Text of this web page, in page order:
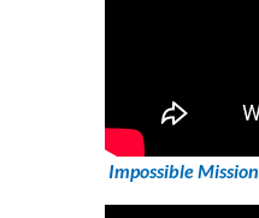
Impossible Mission